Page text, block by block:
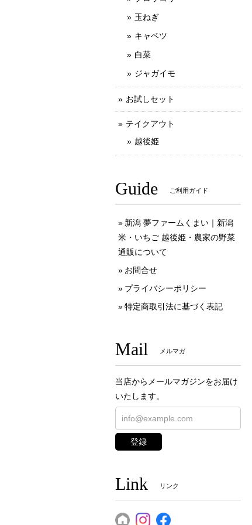
玉ねぎ
キャベツ
白菜
ジャガイモ
お試しセット
テイクアウト
越後姫
Guide ご利用ガイド
新潟 夢ファームくまい｜新潟
米・いちご 越後姫・農家の野菜
通販について
お問合せ
プライバシーポリシー
特定商取引法に基づく表記
Mail メルマガ
当店からメールマガジンをお届け
いたします。
登録
Link リンク